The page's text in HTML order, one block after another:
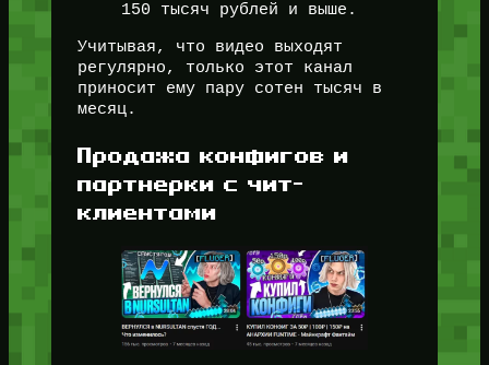
150 тысяч рублей и выше.
Учитывая, что видео выходят
регулярно, только этот канал
приносит ему пару сотен тысяч в
месяц.
Продажа конфигов и
партнерки с чит-
клиентами